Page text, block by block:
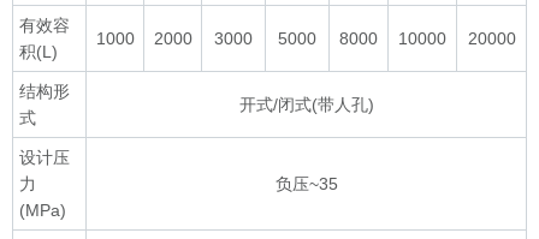
有效容
积(L)
1000 2000 3000 5000 8000 10000 20000
结构形
式
开式/闭式(带人孔)
设计压
力
(MPa)
负压~35